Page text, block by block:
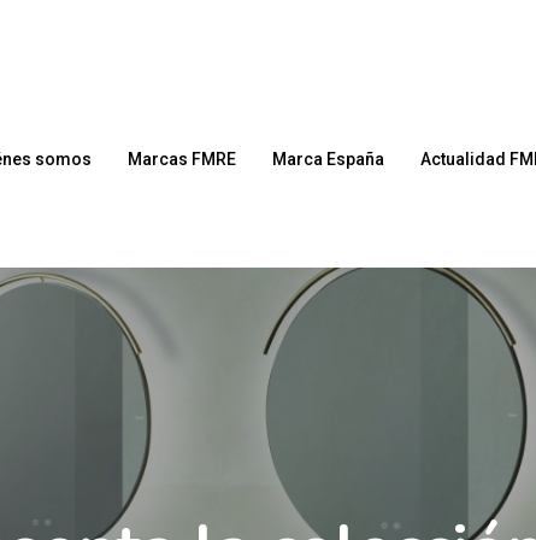
somos Marcas FMRE Marca España Actualidad